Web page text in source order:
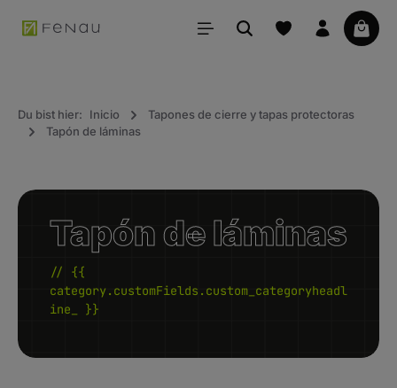
principal La
Du bist hier: Inicio
Tapones de cierre y tapas protectoras
Tapón de láminas
Tapón de láminas
// {{
category.customFields.custom_categoryheadl
ine_ }}